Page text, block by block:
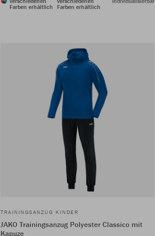
Farben erhältlich
Farben erhältlich
TRAININGSANZUG KINDER
JAKO Trainingsanzug Polyester Classico mit
Kapuze